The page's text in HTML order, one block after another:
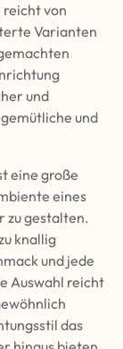
reicht von
Varianten
und
und
eine große
eines
zu gestalten.
knallig
und jede
Auswahl reicht
das